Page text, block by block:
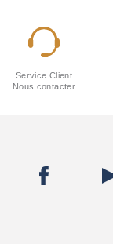
Service Client
Nous contacter